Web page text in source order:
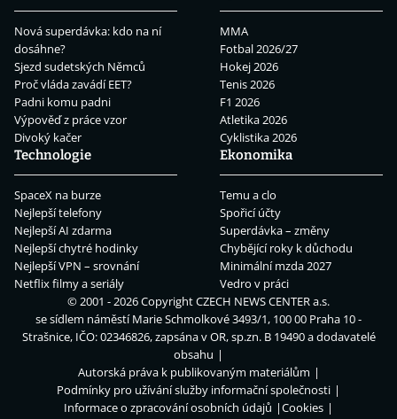
Nová superdávka: kdo na ní
dosáhne?
Sjezd sudetských Němců
Proč vláda zavádí EET?
Padni komu padni
Výpověď z práce vzor
Divoký kačer
MMA
Fotbal 2026/27
Hokej 2026
Tenis 2026
F1 2026
Atletika 2026
Cyklistika 2026
Technologie
SpaceX na burze
Nejlepší telefony
Nejlepší AI zdarma
Nejlepší chytré hodinky
Nejlepší VPN – srovnání
Netflix filmy a seriály
Ekonomika
Temu a clo
Spořicí účty
Superdávka – změny
Chybějící roky k důchodu
Minimální mzda 2027
Vedro v práci
© 2001 - 2026 CopyrightCZECH NEWS CENTER a.s.
se sídlem náměstí Marie Schmolkové 3493/1, 100 00 Praha 10 -
Strašnice, IČO: 02346826, zapsána v OR, sp.zn. B 19490 a dodavatelé
obsahu
Autorská práva k publikovaným materiálům
Podmínky pro užívání služby informační společnosti
Informace o zpracování osobních údajů
Cookies